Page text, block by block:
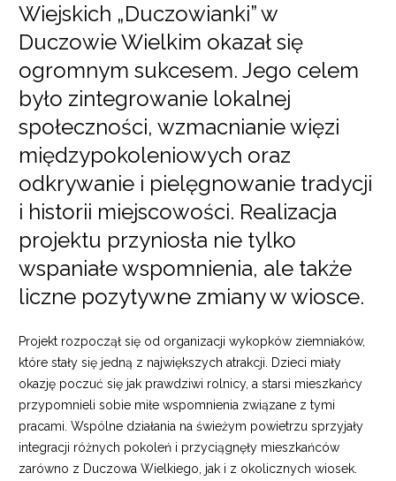
Wiejskich „Duczowianki” w
Duczowie Wielkim okazał się
ogromnym sukcesem. Jego celem
było zintegrowanie lokalnej
społeczności, wzmacnianie więzi
międzypokoleniowych oraz
odkrywanie i pielęgnowanie tradycji
i historii miejscowości. Realizacja
projektu przyniosła nie tylko
wspaniałe wspomnienia, ale także
liczne pozytywne zmiany w wiosce.
Projekt rozpoczął się od organizacji wykopków ziemniaków,
które stały się jedną z największych atrakcji. Dzieci miały
okazję poczuć się jak prawdziwi rolnicy, a starsi mieszkańcy
przypomnieli sobie miłe wspomnienia związane z tymi
pracami. Wspólne działania na świeżym powietrzu sprzyjały
integracji różnych pokoleń i przyciągnęły mieszkańców
zarówno z Duczowa Wielkiego, jak i z okolicznych wiosek.